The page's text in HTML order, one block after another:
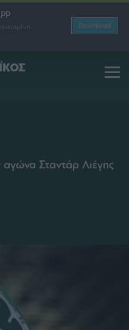
Download
αγώνα Σταντάρ Λιέγης